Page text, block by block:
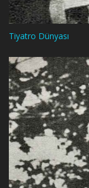
Tiyatro Dünyası